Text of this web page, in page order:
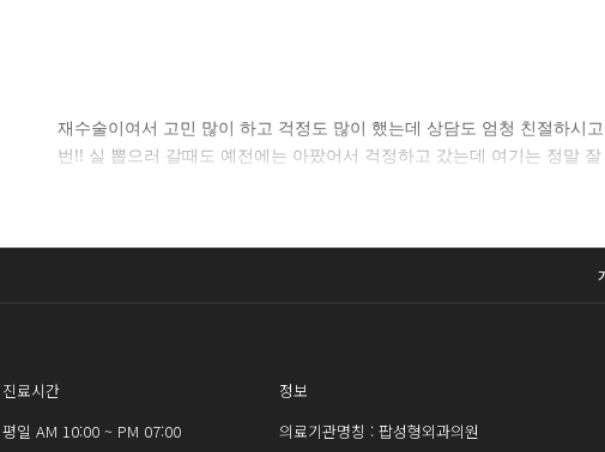
셀카후기
로그인 후 확인
재수술이여서 고민 많이 하고 걱정도 많이 했는데 상담도 엄청 친절하시
번!! 실 뽑으러 갈때도 예전에는 아팠어서 걱정하고 갔는데 여기는 정말
진료시간
평일 AM 10:00 ~ PM 07:00
정보
의료기관명칭 : 팝성형외과의원